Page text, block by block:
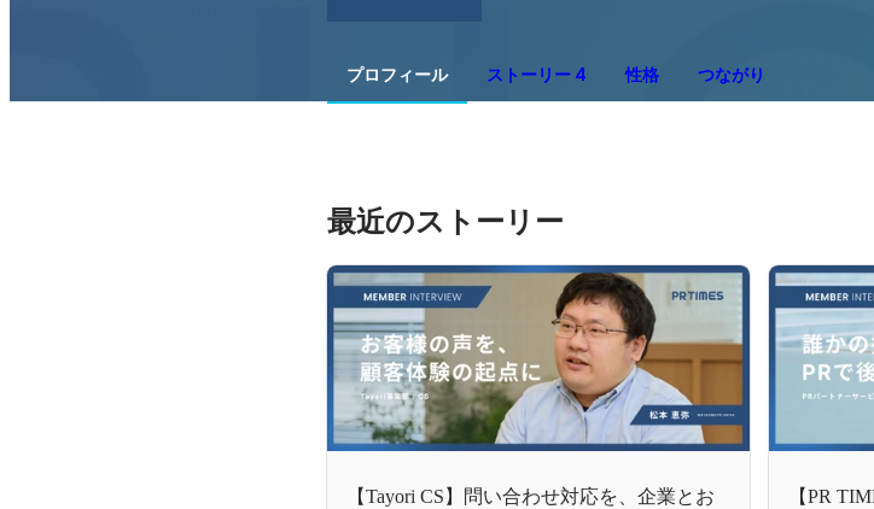
プロフィール ストーリー 4 性格 つながり
最近のストーリー
【Tayori CS】問い合わせ対応を、企業とお
【PR